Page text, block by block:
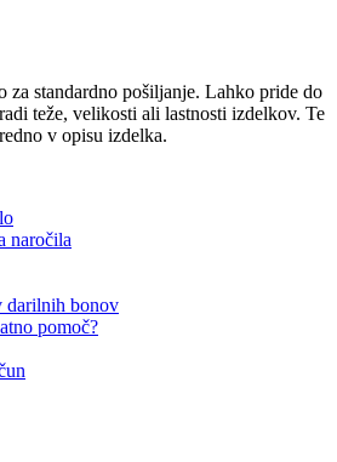
za standardno pošiljanje. Lahko pride do
teže, velikosti ali lastnosti izdelkov. Te
v opisu izdelka.
naročila
darilnih bonov
pomoč?